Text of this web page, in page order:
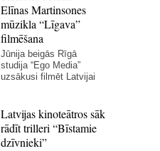
Elīnas Martinsones
mūzikla “Līgava”
filmēšana
Jūnija beigās Rīgā
studija “Ego Media”
uzsākusi filmēt Latvijai
Latvijas kinoteātros sāk
rādīt trilleri “Bīstamie
dzīvnieki”